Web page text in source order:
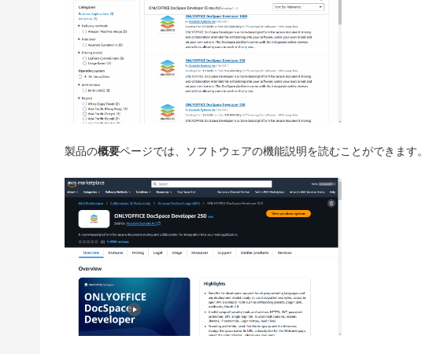
製品の概要ページでは、ソフトウェアの機能説明を読むことができます。